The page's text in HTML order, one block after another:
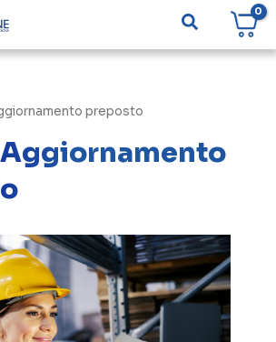
Cerca
preposto
Aggiornamento